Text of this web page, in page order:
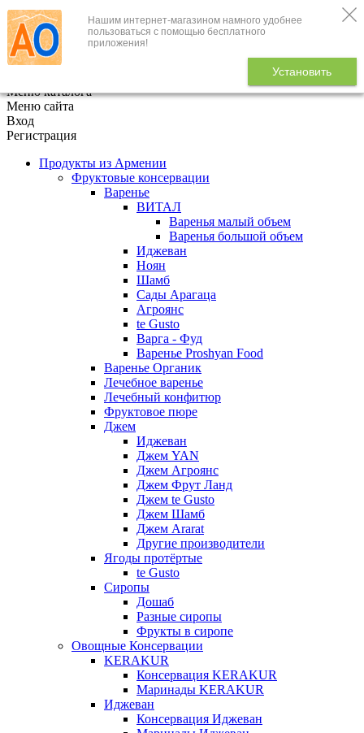
Нашим интернет-магазином намного удобнее
пользоваться с помощью бесплатного
приложения!
Установить
+7 (495) 646-888-1
В корзине
Меню каталога
Меню сайта
Вход
Регистрация
Продукты из Армении
Фруктовые консервации
Варенье
ВИТАЛ
Варенья малый объем
Варенья большой объем
Иджеван
Ноян
Шамб
Сады Арагаца
Агроянс
te Gusto
Варга - Фуд
Варенье Proshyan Food
Варенье Органик
Лечебное варенье
Лечебный конфитюр
Фруктовое пюре
Джем
Иджеван
Джем YAN
Джем Агроянс
Джем Фрут Ланд
Джем te Gusto
Джем Шамб
Джем Ararat
Другие производители
Ягоды протёртые
te Gusto
Сиропы
Дошаб
Разные сиропы
Фрукты в сиропе
Овощные Консервации
KERAKUR
Консервация KERAKUR
Маринады KERAKUR
Иджеван
Консервация Иджеван